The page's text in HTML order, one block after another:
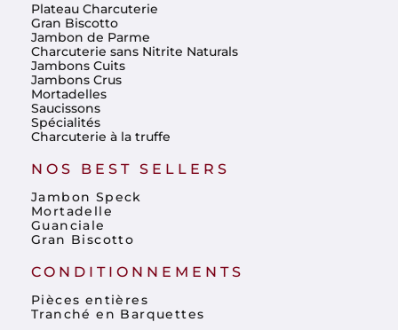
Plateau Charcuterie
Gran Biscotto
Jambon de Parme
Charcuterie sans Nitrite Naturals
Jambons Cuits
Jambons Crus
Mortadelles
Saucissons
Spécialités
Charcuterie à la truffe
NOS BEST SELLERS
Jambon Speck
Mortadelle
Guanciale
Gran Biscotto
CONDITIONNEMENTS
Pièces entières
Tranché en Barquettes